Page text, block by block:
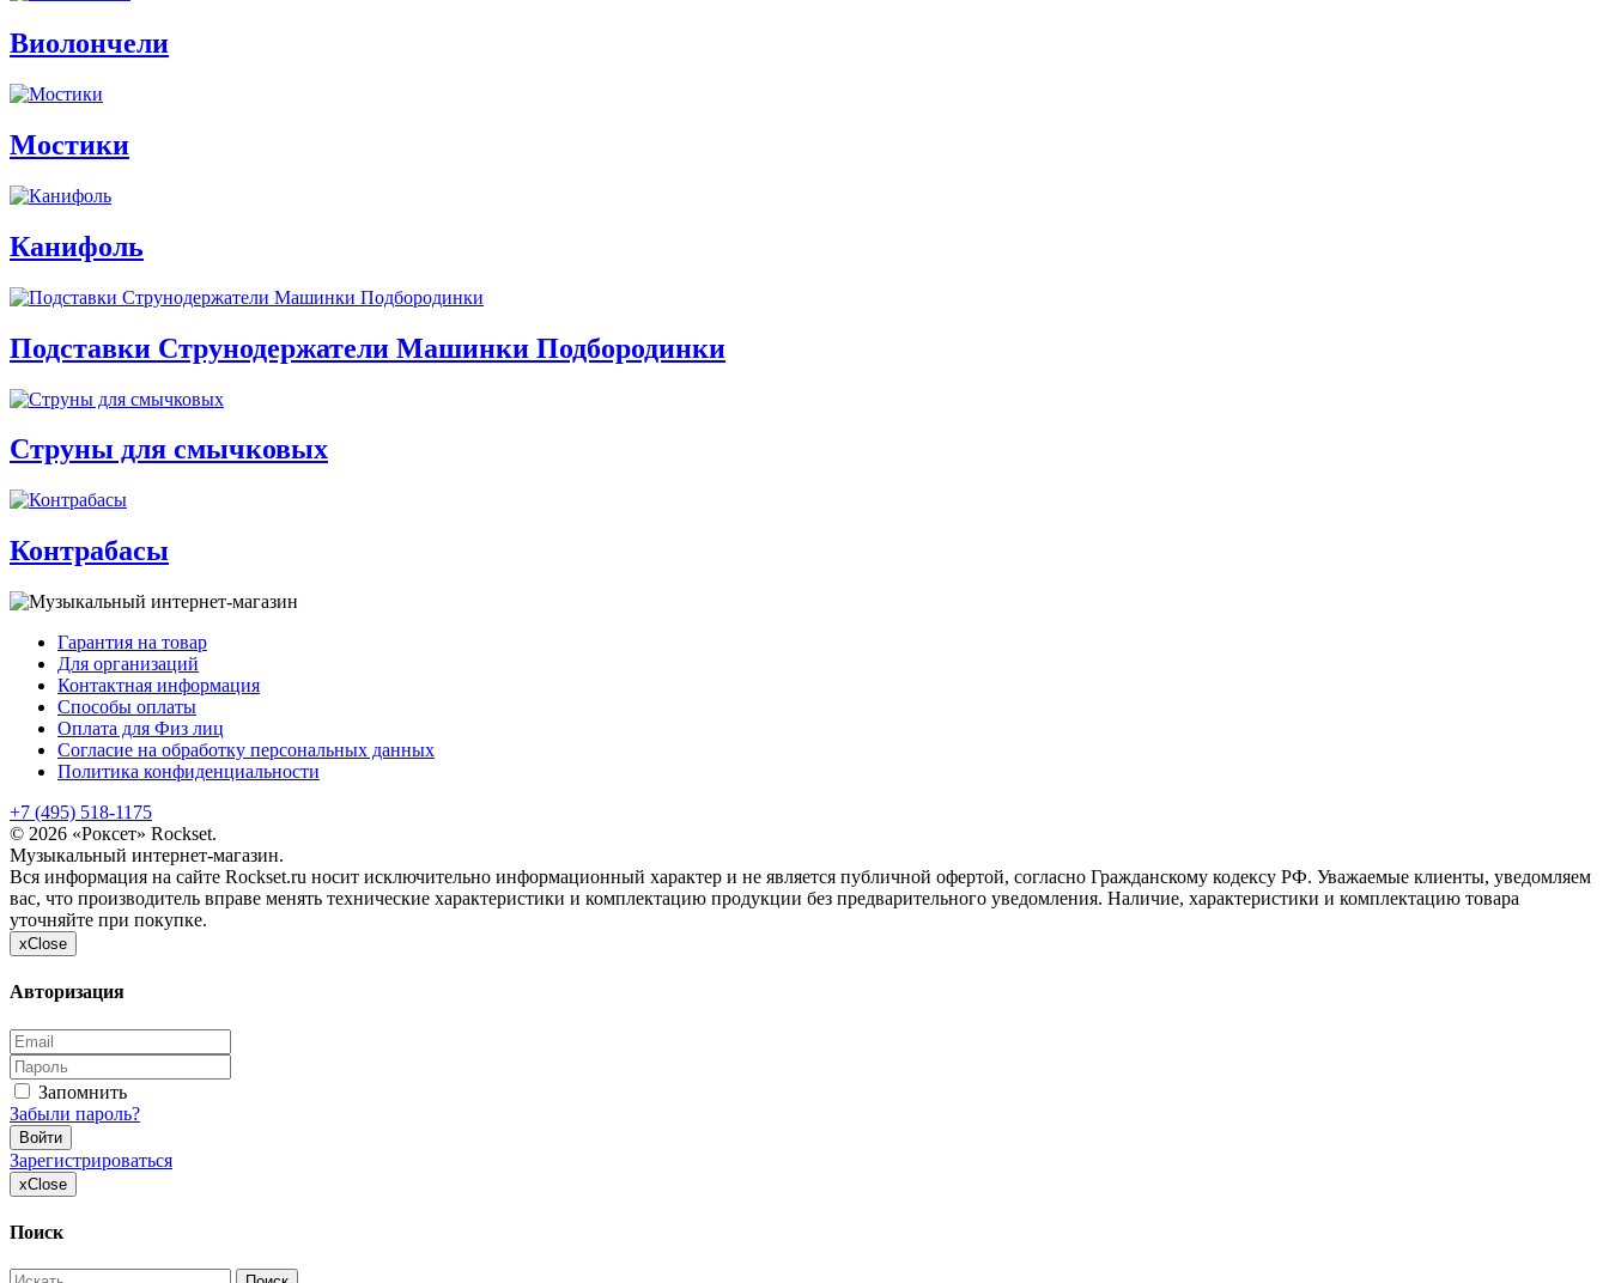
Виолончели
Мостики
Канифоль
Подставки Струнодержатели Машинки Подбородинки
Струны для смычковых
Контрабасы
Гарантия на товар
Для организаций
Контактная информация
Способы оплаты
Оплата для Физ лиц
Согласие на обработку персональных данных
Политика конфиденциальности
+7 (495) 518-1175
© 2026 «Роксет» Rockset.
Музыкальный интернет-магазин.
Вся информация на сайте Rockset.ru носит исключительно информационный характер и не является публичной офертой, согласно Гражданскому кодексу РФ. Уважаемые клиенты, уведомляем
вас, что производитель вправе менять технические характеристики и комплектацию продукции без предварительного уведомления. Наличие, характеристики и комплектацию товара
уточняйте при покупке.
xClose
Авторизация
Запомнить
Забыли пароль?
Войти
Зарегистрироваться
xClose
Поиск